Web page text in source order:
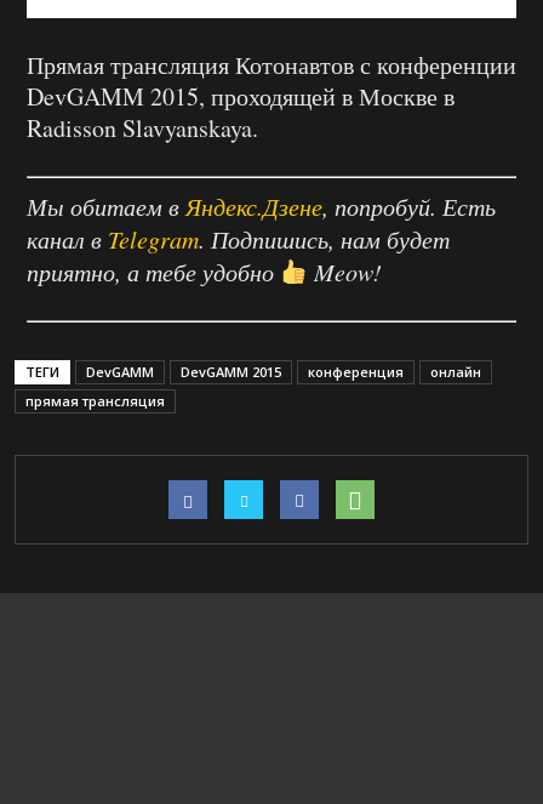
Прямая трансляция Котонавтов с конференции
DevGAMM 2015, проходящей в Москве в
Radisson Slavyanskaya.
Мы обитаем в Яндекс.Дзене, попробуй. Есть
канал в Telegram. Подпишись, нам будет
приятно, а тебе удобно
Meow!
ТЕГИ DevGAMM DevGAMM 2015 конференция
онлайн
прямая трансляция